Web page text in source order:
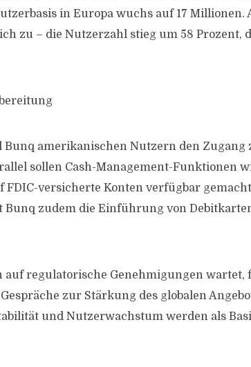
in Europa wuchs auf 17 Millionen.
zu – die Nutzerzahl stieg um 58 Prozent,
amerikanischen Nutzern den Zugang
sollen Cash-Management-Funktionen
FDIC-versicherte Konten verfügbar
Bunq zudem die Einführung von
auf regulatorische Genehmigungen wartet,
zur Stärkung des globalen
und Nutzerwachstum werden als